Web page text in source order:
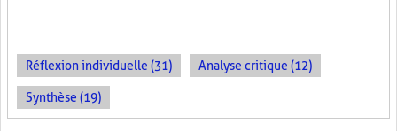
Réflexion individuelle (31) Analyse critique (12)
Synthèse (19)